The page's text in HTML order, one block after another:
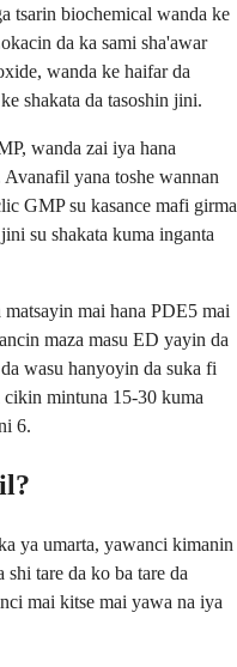
tsarin biochemical wanda ke
da ka sami sha'awar
wanda ke haifar da
shakata da tasoshin jini.
wanda zai iya hana
yana toshe wannan
GMP su kasance mafi girma
su shakata kuma inganta
mai hana PDE5 mai
maza masu ED yayin da
wasu hanyoyin da suka fi
mintuna 15-30 kuma
6.
ya umarta, yawanci kimanin
tare da ko ba tare da
mai kitse mai yawa na iya